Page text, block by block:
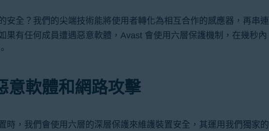
安全？我們的尖端技術能將使用者轉化為相互合作的感應器，再串連
果有任何成員遭遇惡意軟體，Avast 會使用六層保護機制，在幾秒內
意軟體和網路攻擊
時，我們會使用六層的深層保護來維護裝置安全，其運用我們獨家的